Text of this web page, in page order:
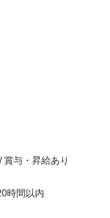
与・昇給あり
時間以内